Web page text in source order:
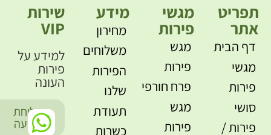
תפריט
אתר
דף הבית
מגשי
פירות
סושי
פירות /
מגשי
פירות
מגש
פירות
פרח חורפי
מגש
פירות
מידע
מחירון
משלוחים
הפירות
שלנו
תעודת
כשרות
שירות
VIP
למידע על
פירות
העונה
שליחת
הודעה